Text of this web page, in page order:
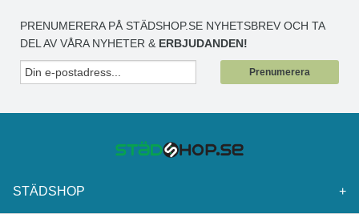
PRENUMERERA PÅ STÄDSHOP.SE NYHETSBREV OCH TA
DEL AV VÅRA NYHETER & ERBJUDANDEN!
Prenumerera
STÄDSHOP +